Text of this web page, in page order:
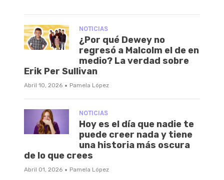
NOTICIAS
¿Por qué Dewey no
regresó a Malcolm el de en
medio? La verdad sobre
Erik Per Sullivan
Abril 10, 2026 · Pamela López
NOTICIAS
Hoy es el día que nadie te
puede creer nada y tiene
una historia más oscura
de lo que crees
Abril 01, 2026 · Pamela López